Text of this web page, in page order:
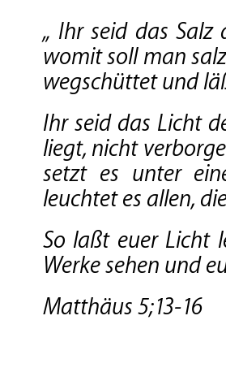
„ Ihr seid das Salz
womit soll man
wegschüttet und
Ihr seid das Licht
liegt, nicht
setzt es unter
leuchtet es allen,
So laßt euer Licht
Werke sehen und
Matthäus 5;13-16